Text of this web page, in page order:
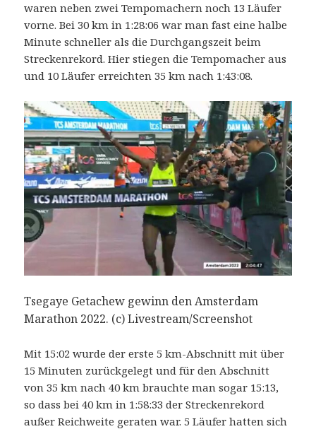
waren neben zwei Tempomachern noch 13 Läufer
vorne. Bei 30 km in 1:28:06 war man fast eine halbe
Minute schneller als die Durchgangszeit beim
Streckenrekord. Hier stiegen die Tempomacher aus
und 10 Läufer erreichten 35 km nach 1:43:08.
Tsegaye Getachew gewinn den Amsterdam
Marathon 2022. (c) Livestream/Screenshot
Mit 15:02 wurde der erste 5 km-Abschnitt mit über
15 Minuten zurückgelegt und für den Abschnitt
von 35 km nach 40 km brauchte man sogar 15:13,
so dass bei 40 km in 1:58:33 der Streckenrekord
außer Reichweite geraten war. 5 Läufer hatten sich